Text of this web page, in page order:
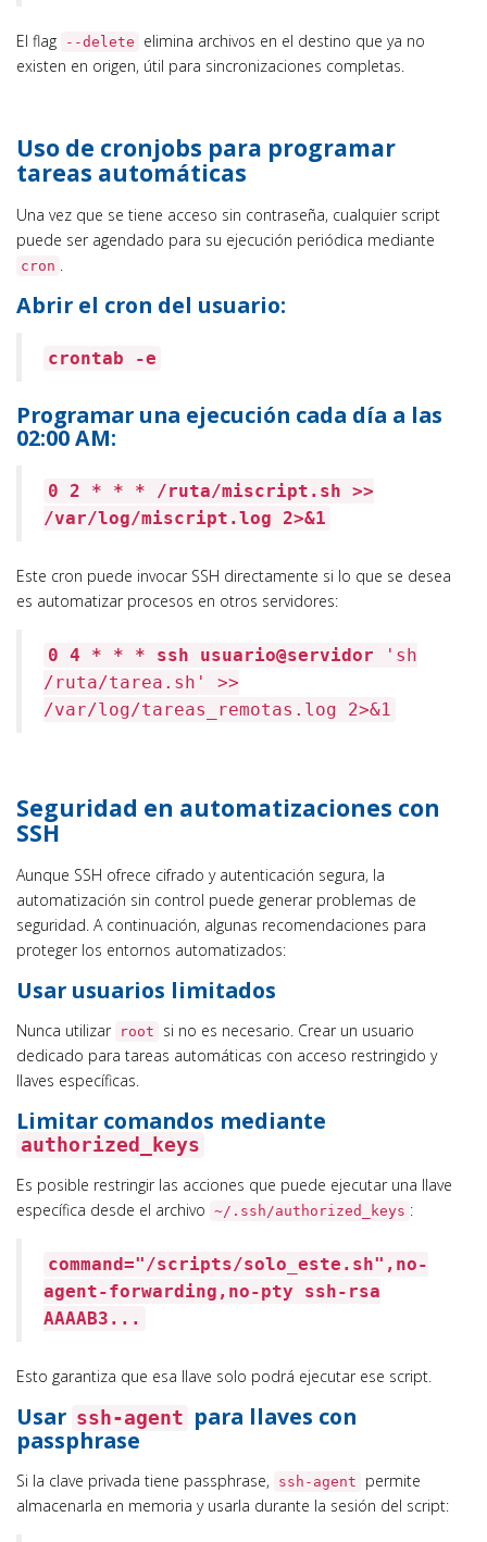
El flag --delete
elimina archivos en el destino que ya no
existen en origen, útil para sincronizaciones completas.
Uso de cronjobs para programar
tareas automáticas
Una vez que se tiene acceso sin contraseña, cualquier script
puede ser agendado para su ejecución periódica mediante
cron .
Abrir el cron del usuario:
crontab -e
Programar una ejecución cada día a las
02:00 AM:
0 2 * * * /ruta/miscript.sh >>
/var/log/miscript.log 2>&1
Este cron puede invocar SSH directamente si lo que se desea
es automatizar procesos en otros servidores:
0 4 * * * ssh usuario@servidor
'sh
/ruta/tarea.sh'
>>
/var/log/tareas_remotas.log 2>&1
Seguridad en automatizaciones con
SSH
Aunque SSH ofrece cifrado y autenticación segura, la
automatización sin control puede generar problemas de
seguridad. A continuación, algunas recomendaciones para
proteger los entornos automatizados:
Usar usuarios limitados
Nunca utilizar root
si no es necesario. Crear un usuario
dedicado para tareas automáticas con acceso restringido y
llaves específicas.
Limitar comandos mediante
authorized_keys
Es posible restringir las acciones que puede ejecutar una llave
específica desde el archivo ~/.ssh/authorized_keys :
command="/scripts/solo_este.sh",no-
agent-forwarding,no-pty ssh-rsa
AAAAB3...
Esto garantiza que esa llave solo podrá ejecutar ese script.
Usar ssh-agent para llaves con
passphrase
Si la clave privada tiene passphrase, ssh-agent
permite
almacenarla en memoria y usarla durante la sesión del script: